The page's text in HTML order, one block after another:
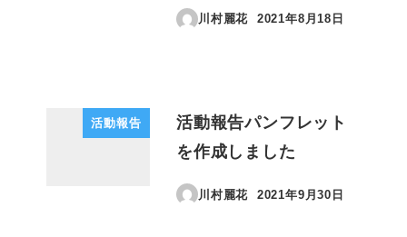
川村麗花
投稿日
2021年8月18日
活動報告
活動報告パンフレット
を作成しました
川村麗花
投稿日
2021年9月30日